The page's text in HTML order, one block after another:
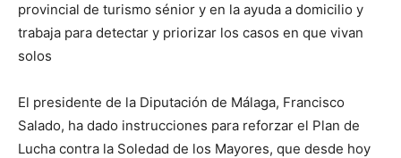
provincial de turismo sénior y en la ayuda a domicilio y
trabaja para detectar y priorizar los casos en que vivan
solos
El presidente de la Diputación de Málaga, Francisco
Salado, ha dado instrucciones para reforzar el Plan de
Lucha contra la Soledad de los Mayores, que desde hoy